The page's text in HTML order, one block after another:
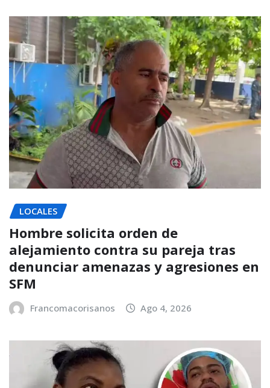
LOCALES
Hombre solicita orden de
alejamiento contra su pareja tras
denunciar amenazas y agresiones en
SFM
Francomacorisanos Ago 4, 2026